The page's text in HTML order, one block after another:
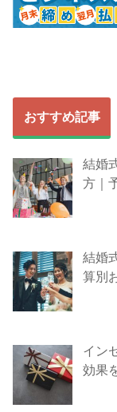
おすすめ記事
結婚
方｜
結婚
算別
イン
効果